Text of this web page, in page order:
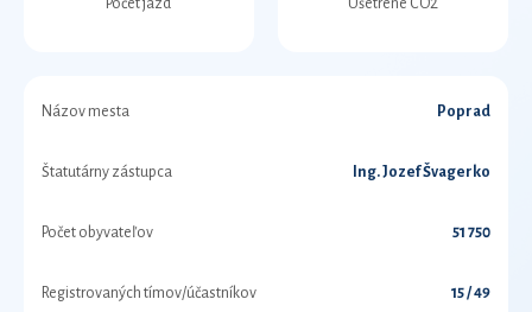
Počet jázd
Ušetrené CO2
Názov mesta Poprad
Štatutárny zástupca Ing. Jozef Švagerko
Počet obyvateľov 51 750
Registrovaných tímov/účastníkov 15 / 49